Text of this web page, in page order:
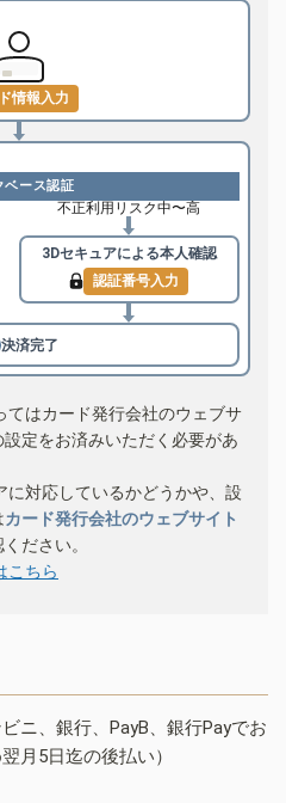
情報入力
ベース認証
不正利用リスク中〜高
3Dセキュアによる本人確認
認証番号入力
決済完了
てはカード発行会社のウェブサ
定をお済みいただく必要があ
に対応しているかどうかや、設
カード発行会社のウェブサイト
ださい。
こちら
ニ、銀行、PayB、銀行Payでお
月5日迄の後払い）